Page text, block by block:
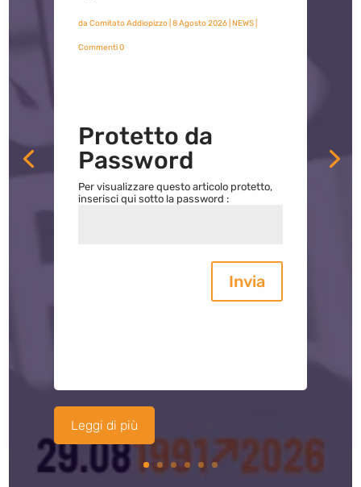
da Comitato Addiopizzo| 8 Agosto 2026| NEWS|
Commenti 0
Protetto da
Password
Per visualizzare questo articolo protetto,
inserisci qui sotto la password :
Invia
Leggi di più